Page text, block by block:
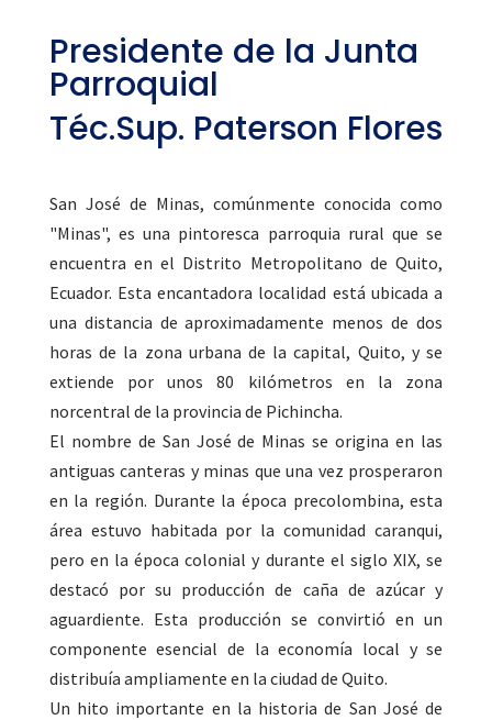
Presidente de la Junta
Parroquial
Téc.Sup. Paterson Flores
San José de Minas, comúnmente conocida como
"Minas", es una pintoresca parroquia rural que se
encuentra en el Distrito Metropolitano de Quito,
Ecuador. Esta encantadora localidad está ubicada a
una distancia de aproximadamente menos de dos
horas de la zona urbana de la capital, Quito, y se
extiende por unos 80 kilómetros en la zona
norcentral de la provincia de Pichincha.
El nombre de San José de Minas se origina en las
antiguas canteras y minas que una vez prosperaron
en la región. Durante la época precolombina, esta
área estuvo habitada por la comunidad caranqui,
pero en la época colonial y durante el siglo XIX, se
destacó por su producción de caña de azúcar y
aguardiente. Esta producción se convirtió en un
componente esencial de la economía local y se
distribuía ampliamente en la ciudad de Quito.
Un hito importante en la historia de San José de